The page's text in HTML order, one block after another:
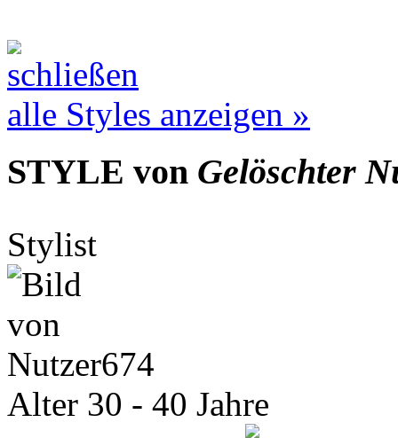
alle Styles anzeigen »
STYLE von Gelöschter
Stylist
Alter 30 - 40 Jahre